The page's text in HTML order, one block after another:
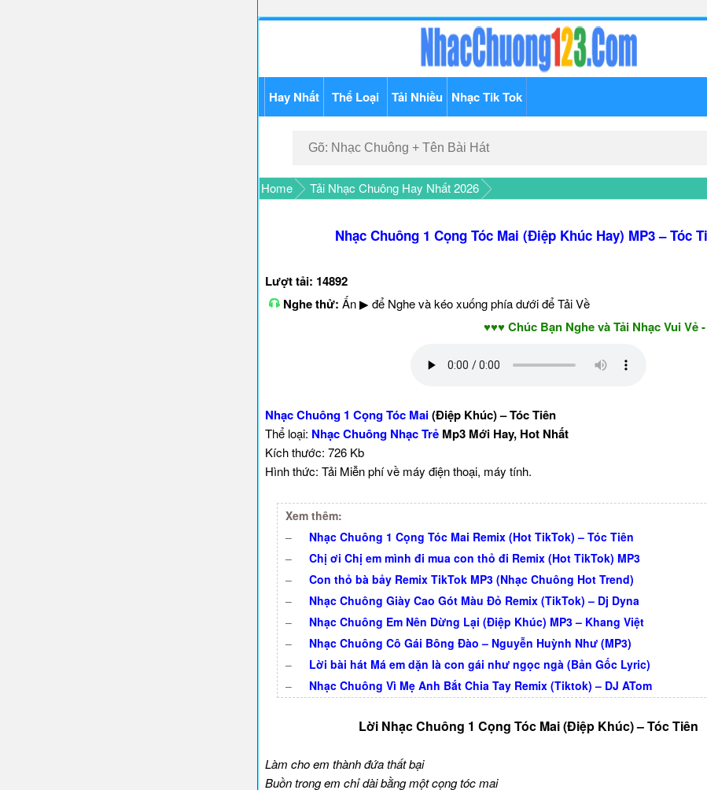
Hay Nhất Thể Loại Tải Nhiều Nhạc Tik Tok
Home Tải Nhạc Chuông Hay Nhất 2026
Nhạc Chuông 1 Cọng Tóc Mai (Điệp Khúc Hay) MP3 – Tóc
Lượt tải: 14892
Nghe thử: Ấn ▶ để Nghe và kéo xuống phía dưới để Tải Về
♥♥♥ Chúc Bạn Nghe và Tải Nhạc Vui Vẻ - Năm
Nhạc Chuông 1 Cọng Tóc Mai(Điệp Khúc) – Tóc Tiên
Thể loại: Nhạc Chuông Nhạc Trẻ Mp3 Mới Hay, Hot Nhất
Kích thước: 726 Kb
Hình thức: Tải Miễn phí về máy điện thoại, máy tính.
Xem thêm:
–
Nhạc Chuông 1 Cọng Tóc Mai Remix (Hot TikTok) – Tóc Tiên
–
Chị ơi Chị em mình đi mua con thỏ đi Remix (Hot TikTok) MP3
–
Con thỏ bà bảy Remix TikTok MP3 (Nhạc Chuông Hot Trend)
–
Nhạc Chuông Giày Cao Gót Màu Đỏ Remix (TikTok) – Dj Dyna
–
Nhạc Chuông Em Nên Dừng Lại (Điệp Khúc) MP3 – Khang Việt
–
Nhạc Chuông Cô Gái Bông Đào – Nguyễn Huỳnh Như (MP3)
–
Lời bài hát Má em dặn là con gái như ngọc ngà (Bản Gốc Lyric)
–
Nhạc Chuông Vì Mẹ Anh Bắt Chia Tay Remix (Tiktok) – DJ ATom
Lời Nhạc Chuông 1 Cọng Tóc Mai (Điệp Khúc) – Tóc Tiên
Làm cho em thành đứa thất bại
Buồn trong em chỉ dài bằng một cọng tóc mai